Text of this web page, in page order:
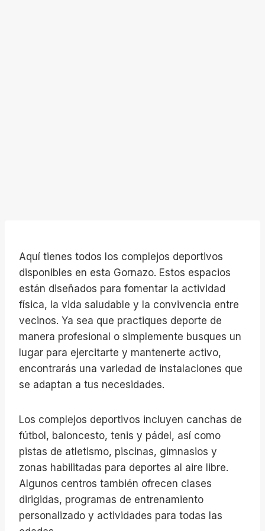
Aquí tienes todos los complejos deportivos
disponibles en esta Gornazo. Estos espacios
están diseñados para fomentar la actividad
física, la vida saludable y la convivencia entre
vecinos. Ya sea que practiques deporte de
manera profesional o simplemente busques un
lugar para ejercitarte y mantenerte activo,
encontrarás una variedad de instalaciones que
se adaptan a tus necesidades.
Los complejos deportivos incluyen canchas de
fútbol, baloncesto, tenis y pádel, así como
pistas de atletismo, piscinas, gimnasios y
zonas habilitadas para deportes al aire libre.
Algunos centros también ofrecen clases
dirigidas, programas de entrenamiento
personalizado y actividades para todas las